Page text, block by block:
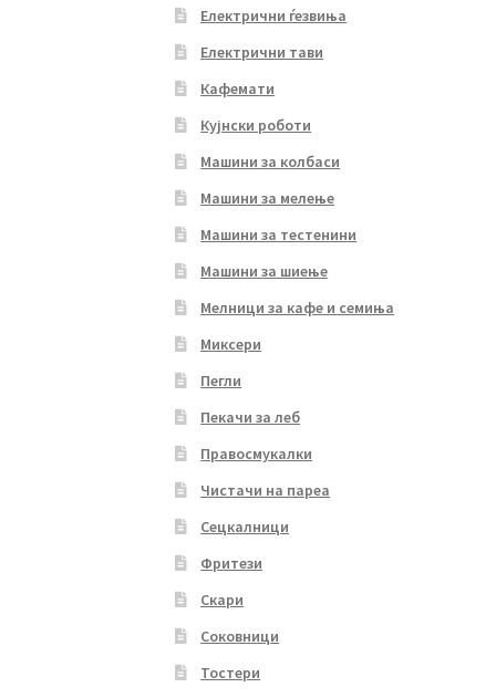
Електрични ѓезвиња
Електрични тави
Кафемати
Кујнски роботи
Машини за колбаси
Машини за мелење
Машини за тестенини
Машини за шиење
Мелници за кафе и семиња
Миксери
Пегли
Пекачи за леб
Правосмукалки
Чистачи на пареа
Сецкалници
Фритези
Скари
Соковници
Тостери